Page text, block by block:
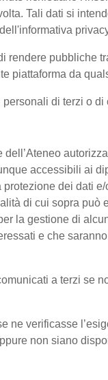
Tali dati si
rendere
piattaforma da
di terzi o
accessibili ai
dei dati
di cui sopra
la gestione di
e che
a terzi se
ne verificasse
non siano